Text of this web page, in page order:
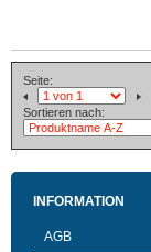
Seite:
Sortieren nach:
INFORMATION
AGB